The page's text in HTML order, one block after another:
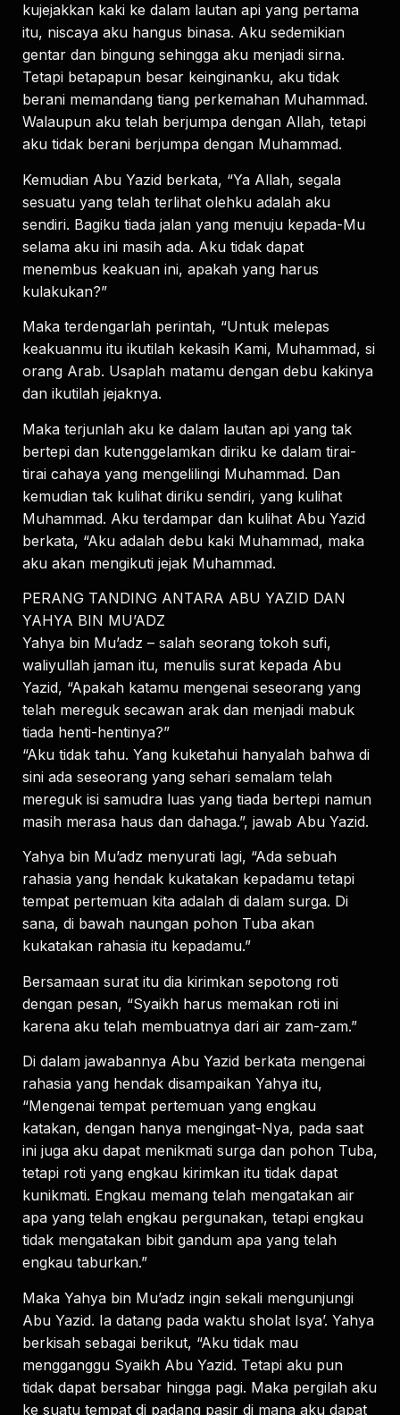
kujejakkan kaki ke dalam lautan api yang pertama
itu, niscaya aku hangus binasa. Aku sedemikian
gentar dan bingung sehingga aku menjadi sirna.
Tetapi betapapun besar keinginanku, aku tidak
berani memandang tiang perkemahan Muhammad.
Walaupun aku telah berjumpa dengan Allah, tetapi
aku tidak berani berjumpa dengan Muhammad.
Kemudian Abu Yazid berkata, “Ya Allah, segala
sesuatu yang telah terlihat olehku adalah aku
sendiri. Bagiku tiada jalan yang menuju kepada-Mu
selama aku ini masih ada. Aku tidak dapat
menembus keakuan ini, apakah yang harus
kulakukan?”
Maka terdengarlah perintah, “Untuk melepas
keakuanmu itu ikutilah kekasih Kami, Muhammad, si
orang Arab. Usaplah matamu dengan debu kakinya
dan ikutilah jejaknya.
Maka terjunlah aku ke dalam lautan api yang tak
bertepi dan kutenggelamkan diriku ke dalam tirai-
tirai cahaya yang mengelilingi Muhammad. Dan
kemudian tak kulihat diriku sendiri, yang kulihat
Muhammad. Aku terdampar dan kulihat Abu Yazid
berkata, “Aku adalah debu kaki Muhammad, maka
aku akan mengikuti jejak Muhammad.
PERANG TANDING ANTARA ABU YAZID DAN
YAHYA BIN MU’ADZ
Yahya bin Mu’adz – salah seorang tokoh sufi,
waliyullah jaman itu, menulis surat kepada Abu
Yazid, “Apakah katamu mengenai seseorang yang
telah mereguk secawan arak dan menjadi mabuk
tiada henti-hentinya?”
“Aku tidak tahu. Yang kuketahui hanyalah bahwa di
sini ada seseorang yang sehari semalam telah
mereguk isi samudra luas yang tiada bertepi namun
masih merasa haus dan dahaga.”, jawab Abu Yazid.
Yahya bin Mu’adz menyurati lagi, “Ada sebuah
rahasia yang hendak kukatakan kepadamu tetapi
tempat pertemuan kita adalah di dalam surga. Di
sana, di bawah naungan pohon Tuba akan
kukatakan rahasia itu kepadamu.”
Bersamaan surat itu dia kirimkan sepotong roti
dengan pesan, “Syaikh harus memakan roti ini
karena aku telah membuatnya dari air zam-zam.”
Di dalam jawabannya Abu Yazid berkata mengenai
rahasia yang hendak disampaikan Yahya itu,
“Mengenai tempat pertemuan yang engkau
katakan, dengan hanya mengingat-Nya, pada saat
ini juga aku dapat menikmati surga dan pohon Tuba,
tetapi roti yang engkau kirimkan itu tidak dapat
kunikmati. Engkau memang telah mengatakan air
apa yang telah engkau pergunakan, tetapi engkau
tidak mengatakan bibit gandum apa yang telah
engkau taburkan.”
Maka Yahya bin Mu’adz ingin sekali mengunjungi
Abu Yazid. Ia datang pada waktu sholat Isya’. Yahya
berkisah sebagai berikut, “Aku tidak mau
mengganggu Syaikh Abu Yazid. Tetapi aku pun
tidak dapat bersabar hingga pagi. Maka pergilah aku
ke suatu tempat di padang pasir di mana aku dapat